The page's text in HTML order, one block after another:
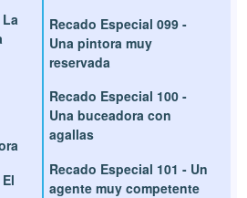
Recado Especial 099 -
Una pintora muy
reservada
Recado Especial 100 -
Una buceadora con
agallas
Recado Especial 101 - Un
agente muy competente